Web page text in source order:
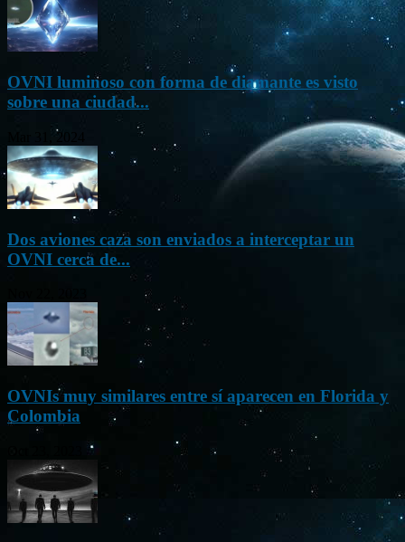
OVNI luminoso con forma de diamante es visto
sobre una ciudad...
Mar 31, 2024
Dos aviones caza son enviados a interceptar un
OVNI cerca de...
OVNIs muy similares entre sí aparecen en Florida y
Colombia